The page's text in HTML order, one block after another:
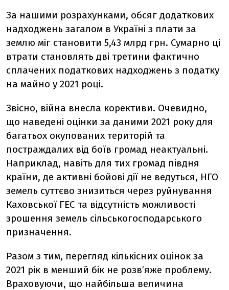
За нашими розрахунками, обсяг додаткових
надходжень загалом в Україні з плати за
землю міг становити 5,43 млрд грн. Сумарно ці
втрати становлять дві третини фактично
сплачених податкових надходжень з податку
на майно у 2021 році.
Звісно, війна внесла корективи. Очевидно,
що наведені оцінки за даними 2021 року для
багатьох окупованих територій та
постраждалих від боїв громад неактуальні.
Наприклад, навіть для тих громад півдня
країни, де активні бойові дії не ведуться, НГО
земель суттєво знизиться через руйнування
Каховської ГЕС та відсутність можливості
зрошення земель сільськогосподарського
призначення.
Разом з тим, перегляд кількісних оцінок за
2021 рік в менший бік не розвʼяже проблему.
Враховуючи, що найбільша величина